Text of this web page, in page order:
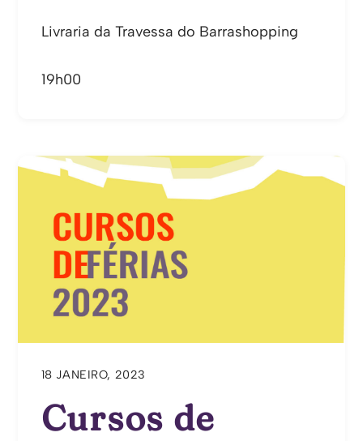
Livraria da Travessa do Barrashopping
19h00
18 JANEIRO, 2023
Cursos de